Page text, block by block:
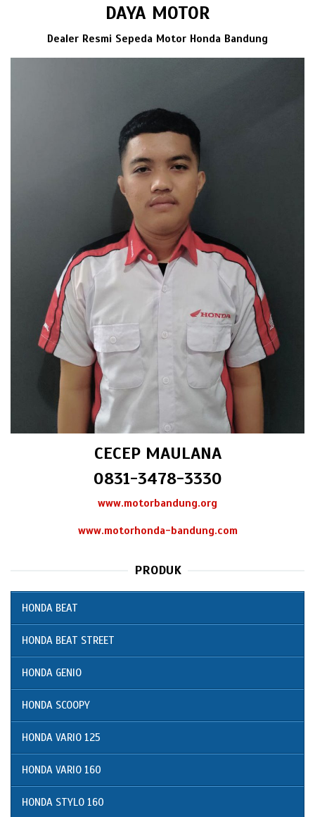
DAYA MOTOR
Dealer Resmi Sepeda Motor Honda Bandung
CECEP MAULANA
0831-3478-3330
www.motorbandung.org
www.motorhonda-bandung.com
PRODUK
HONDA BEAT
HONDA BEAT STREET
HONDA GENIO
HONDA SCOOPY
HONDA VARIO 125
HONDA VARIO 160
HONDA STYLO 160